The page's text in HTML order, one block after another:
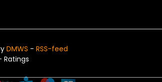
DMWS -RSS-feed
Ratings